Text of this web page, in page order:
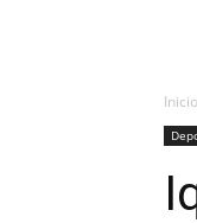
Inicio